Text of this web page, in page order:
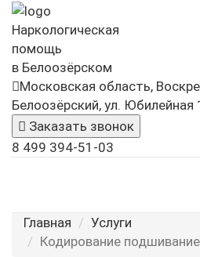
Наркологическая
помощь
в Белоозёрском
Московская область,
Белоозёрский, ул. Юбилейная
Заказать звонок
8 499 394-51-03
Главная
Услуги
Кодирование